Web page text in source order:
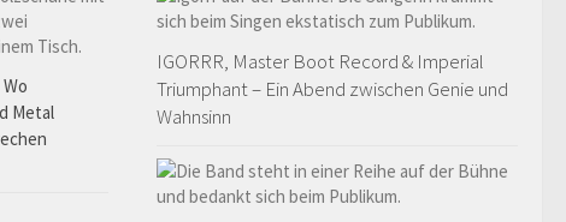
IGORRR, Master Boot Record & Imperial
Triumphant – Ein Abend zwischen Genie und
Wahnsinn
Metal